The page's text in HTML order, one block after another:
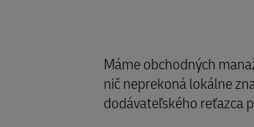
Máme obchodných
nič neprekoná lokálne
dodávateľského reťazca